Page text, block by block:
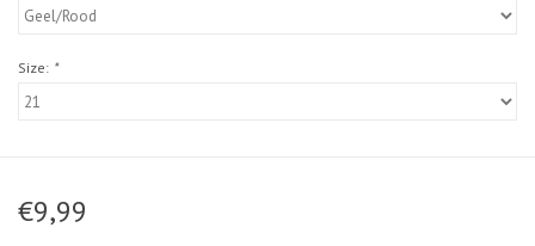
Size: *
€9,99